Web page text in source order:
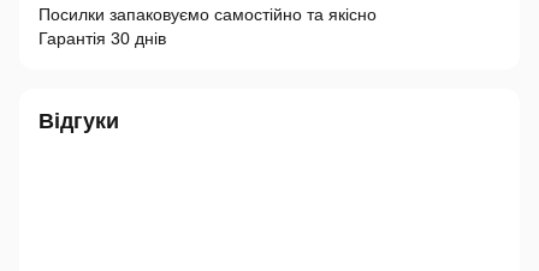
Посилки запаковуємо самостійно та якісно
Гарантія 30 днів
Відгуки